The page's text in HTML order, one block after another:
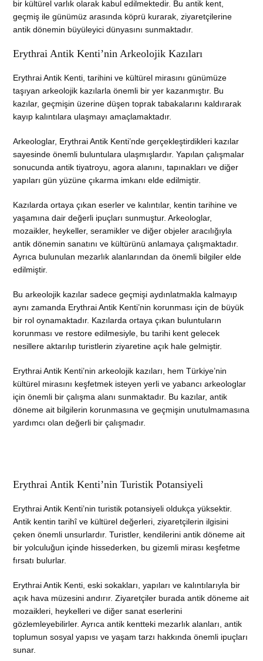
bir kültürel varlık olarak kabul edilmektedir. Bu antik kent,
geçmiş ile günümüz arasında köprü kurarak, ziyaretçilerine
antik dönemin büyüleyici dünyasını sunmaktadır.
Erythrai Antik Kenti’nin Arkeolojik Kazıları
Erythrai Antik Kenti, tarihini ve kültürel mirasını günümüze
taşıyan arkeolojik kazılarla önemli bir yer kazanmıştır. Bu
kazılar, geçmişin üzerine düşen toprak tabakalarını kaldırarak
kayıp kalıntılara ulaşmayı amaçlamaktadır.
Arkeologlar, Erythrai Antik Kenti’nde gerçekleştirdikleri kazılar
sayesinde önemli buluntulara ulaşmışlardır. Yapılan çalışmalar
sonucunda antik tiyatroyu, agora alanını, tapınakları ve diğer
yapıları gün yüzüne çıkarma imkanı elde edilmiştir.
Kazılarda ortaya çıkan eserler ve kalıntılar, kentin tarihine ve
yaşamına dair değerli ipuçları sunmuştur. Arkeologlar,
mozaikler, heykeller, seramikler ve diğer objeler aracılığıyla
antik dönemin sanatını ve kültürünü anlamaya çalışmaktadır.
Ayrıca bulunulan mezarlık alanlarından da önemli bilgiler elde
edilmiştir.
Bu arkeolojik kazılar sadece geçmişi aydınlatmakla kalmayıp
aynı zamanda Erythrai Antik Kenti’nin korunması için de büyük
bir rol oynamaktadır. Kazılarda ortaya çıkan buluntuların
korunması ve restore edilmesiyle, bu tarihi kent gelecek
nesillere aktarılıp turistlerin ziyaretine açık hale gelmiştir.
Erythrai Antik Kenti’nin arkeolojik kazıları, hem Türkiye’nin
kültürel mirasını keşfetmek isteyen yerli ve yabancı arkeologlar
için önemli bir çalışma alanı sunmaktadır. Bu kazılar, antik
döneme ait bilgilerin korunmasına ve geçmişin unutulmamasına
yardımcı olan değerli bir çalışmadır.
Erythrai Antik Kenti’nin Turistik Potansiyeli
Erythrai Antik Kenti’nin turistik potansiyeli oldukça yüksektir.
Antik kentin tarihî ve kültürel değerleri, ziyaretçilerin ilgisini
çeken önemli unsurlardır. Turistler, kendilerini antik döneme ait
bir yolculuğun içinde hissederken, bu gizemli mirası keşfetme
fırsatı bulurlar.
Erythrai Antik Kenti, eski sokakları, yapıları ve kalıntılarıyla bir
açık hava müzesini andırır. Ziyaretçiler burada antik döneme ait
mozaikleri, heykelleri ve diğer sanat eserlerini
gözlemleyebilirler. Ayrıca antik kentteki mezarlık alanları, antik
toplumun sosyal yapısı ve yaşam tarzı hakkında önemli ipuçları
sunar.